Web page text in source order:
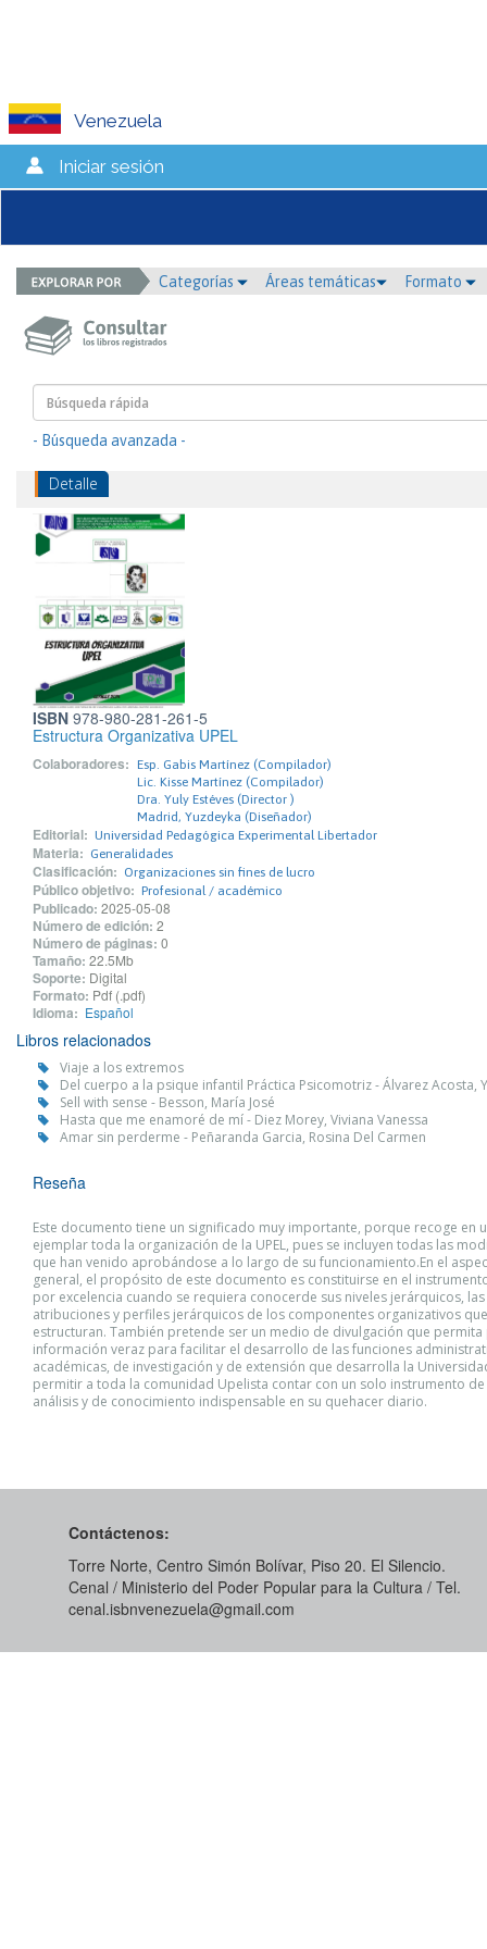
Venezuela
Iniciar sesión
Categorías Áreas temáticas Formato
- Búsqueda avanzada -
Detalle
ISBN 978-980-281-261-5
Estructura Organizativa UPEL
Colaboradores: Esp. Gabis Martínez (Compilador)
Lic. Kisse Martínez (Compilador)
Dra. Yuly Estéves (Director )
Madrid, Yuzdeyka (Diseñador)
Editorial: Universidad Pedagógica Experimental Libertador
Materia: Generalidades
Clasificación: Organizaciones sin fines de lucro
Público objetivo: Profesional / académico
Publicado: 2025-05-08
Número de edición: 2
Número de páginas: 0
Tamaño: 22.5Mb
Soporte: Digital
Formato: Pdf (.pdf)
Idioma: Español
Libros relacionados
Viaje a los extremos
Del cuerpo a la psique infantil Práctica Psicomotriz - Álvarez Acosta,
Sell with sense - Besson, María José
Hasta que me enamoré de mí - Diez Morey, Viviana Vanessa
Amar sin perderme - Peñaranda Garcia, Rosina Del Carmen
Reseña
Este documento tiene un significado muy importante, porque recoge en
ejemplar toda la organización de la UPEL, pues se incluyen todas las
que han venido aprobándose a lo largo de su funcionamiento.En el
general, el propósito de este documento es constituirse en el
por excelencia cuando se requiera conocerde sus niveles jerárquicos,
atribuciones y perfiles jerárquicos de los componentes organizativos
estructuran. También pretende ser un medio de divulgación que
información veraz para facilitar el desarrollo de las funciones
académicas, de investigación y de extensión que desarrolla la
permitir a toda la comunidad Upelista contar con un solo instrumento
análisis y de conocimiento indispensable en su quehacer diario.
Contáctenos:
Torre Norte, Centro Simón Bolívar, Piso 20. El Silencio.
Cenal / Ministerio del Poder Popular para la Cultura / Tel.
cenal.isbnvenezuela@gmail.com